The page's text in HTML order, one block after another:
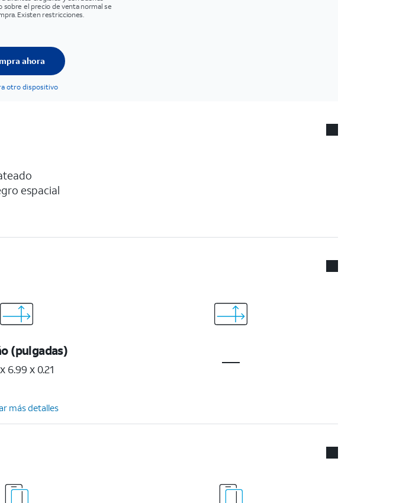
sobre el precio de venta normal se
Existen restricciones.
ahora
otro dispositivo
espacial
(pulgadas)
6.99 x 0.21
más detalles